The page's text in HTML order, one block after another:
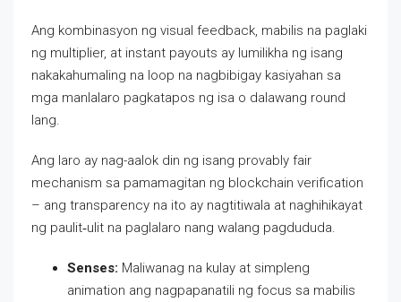
Ang kombinasyon ng visual feedback, mabilis na paglaki
ng multiplier, at instant payouts ay lumilikha ng isang
nakakahumaling na loop na nagbibigay kasiyahan sa
mga manlalaro pagkatapos ng isa o dalawang round
lang.
Ang laro ay nag-aalok din ng isang provably fair
mechanism sa pamamagitan ng blockchain verification
– ang transparency na ito ay nagtitiwala at naghihikayat
ng paulit‑ulit na paglalaro nang walang pagdududa.
Senses: Maliwanag na kulay at simpleng
animation ang nagpapanatili ng focus sa mabilis